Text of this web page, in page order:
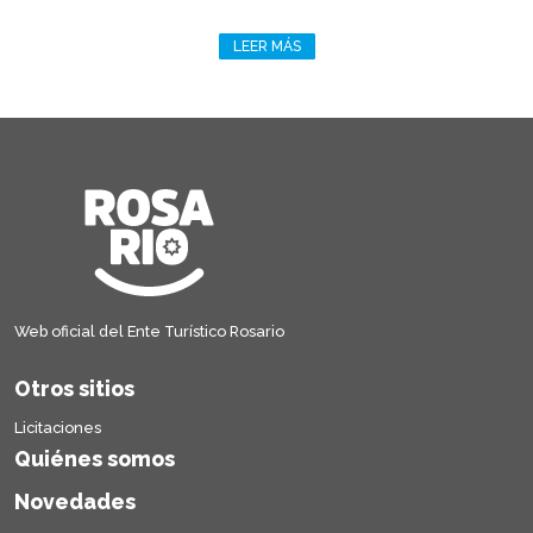
LEER MÁS
Web oficial del Ente Turístico Rosario
Otros sitios
Licitaciones
Quiénes somos
Novedades